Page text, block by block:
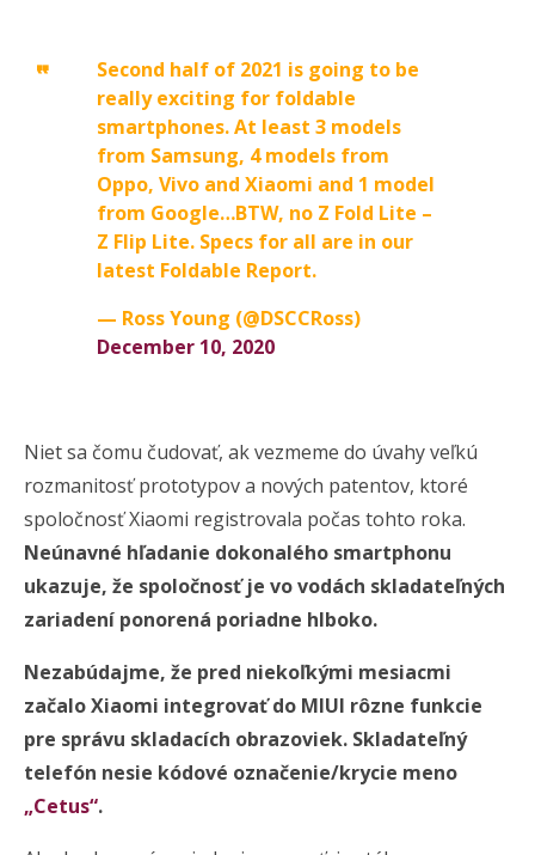
Second half of 2021 is going to be
really exciting for foldable
smartphones. At least 3 models
from Samsung, 4 models from
Oppo, Vivo and Xiaomi and 1 model
from Google…BTW, no Z Fold Lite –
Z Flip Lite. Specs for all are in our
latest Foldable Report.
— Ross Young (@DSCCRoss)
December 10, 2020
Niet sa čomu čudovať, ak vezmeme do úvahy veľkú
rozmanitosť prototypov a nových patentov, ktoré
spoločnosť Xiaomi registrovala počas tohto roka.
Neúnavné hľadanie dokonalého smartphonu
ukazuje, že spoločnosť je vo vodách skladateľných
zariadení ponorená poriadne hlboko.
Nezabúdajme, že pred niekoľkými mesiacmi
začalo Xiaomi integrovať do MIUI rôzne funkcie
pre správu skladacích obrazoviek. Skladateľný
telefón nesie kódové označenie/krycie meno
„Cetus“.